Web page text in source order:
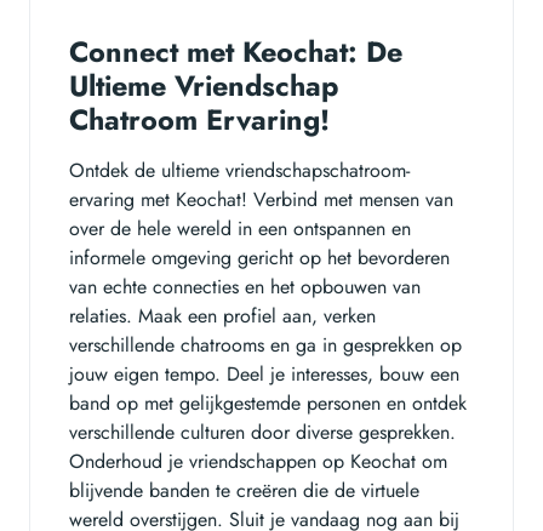
Connect met Keochat: De
Ultieme Vriendschap
Chatroom Ervaring!
Ontdek de ultieme vriendschapschatroom-
ervaring met Keochat! Verbind met mensen van
over de hele wereld in een ontspannen en
informele omgeving gericht op het bevorderen
van echte connecties en het opbouwen van
relaties. Maak een profiel aan, verken
verschillende chatrooms en ga in gesprekken op
jouw eigen tempo. Deel je interesses, bouw een
band op met gelijkgestemde personen en ontdek
verschillende culturen door diverse gesprekken.
Onderhoud je vriendschappen op Keochat om
blijvende banden te creëren die de virtuele
wereld overstijgen. Sluit je vandaag nog aan bij